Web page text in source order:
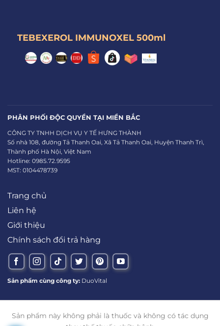
TEBEXEROL IMMUNOXEL 500ml
PHÂN PHỐI ĐỘC QUYỀN TẠI MIỀN BẮC
CÔNG TY TNHH DỊCH VỤ Y TẾ HƯNG THÀNH
Số nhà 108, đường Tả Thanh Oai, Xã Tả Thanh Oai, Huyện Thanh Trì,
Thành phố Hà Nội, Việt Nam
Hotline: 0985.72.9595
MST: 0104478739
Trang chủ
Liên hệ
Giới thiệu
Chính sách đổi trả hàng
Sản phẩm cùng công ty: DuoVital
Sản phẩm này không phải là thuốc và không có tác dụng